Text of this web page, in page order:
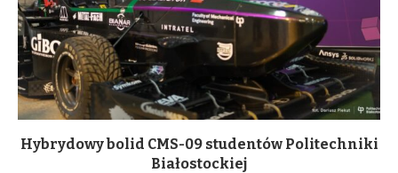
Hybrydowy bolid CMS-09 studentów Politechniki
Białostockiej